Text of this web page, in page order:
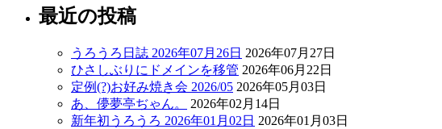
最近の投稿
うろうろ日誌 2026年07月26日 2026年07月27日
ひさしぶりにドメインを移管 2026年06月22日
定例(?)お好み焼き会 2026/05 2026年05月03日
あ、儚夢亭ぢゃん。
2026年02月14日
新年初うろうろ 2026年01月02日 2026年01月03日